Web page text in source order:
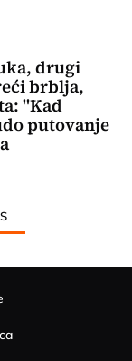
drugi
brblja,
"Kad
putovanje